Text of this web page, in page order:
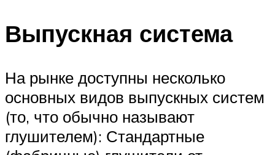
Выпускная система
На рынке доступны несколько
основных видов выпускных систем
(то, что обычно называют
глушителем): Стандартные